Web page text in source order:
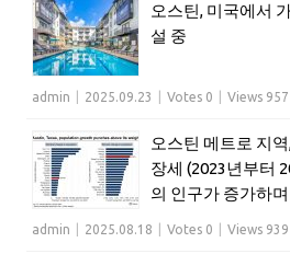
오스틴, 미국에서
설 중
admin 2025.09.23 Votes 0 Views 957
오스틴 메트로 지
장세 (2023년부터
의 인구가 증가하
admin 2025.08.18 Votes 0 Views 939